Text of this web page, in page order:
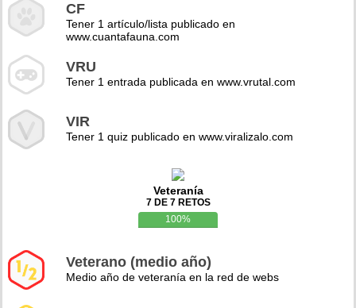
CF
Tener 1 artículo/lista publicado en
www.cuantafauna.com
VRU
Tener 1 entrada publicada en www.vrutal.com
VIR
Tener 1 quiz publicado en www.viralizalo.com
Veteranía
7 DE 7 RETOS
100%
Veterano (medio año)
Medio año de veteranía en la red de webs